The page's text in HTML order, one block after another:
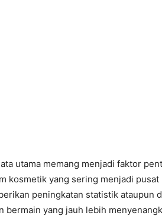
utama memang menjadi faktor
kosmetik yang sering menjadi
peningkatan statistik ataupun
bermain yang jauh lebih